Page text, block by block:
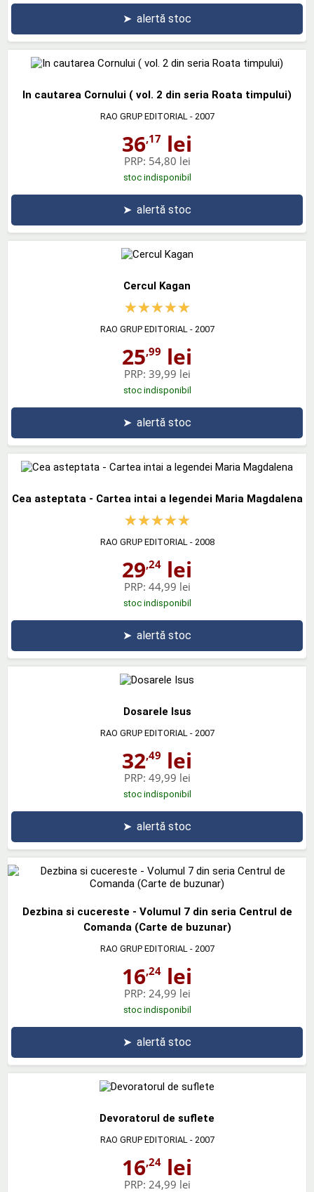
➤ alertă stoc
In cautarea Cornului ( vol. 2 din seria Roata timpului)
RAO GRUP EDITORIAL - 2007
36,17 lei
PRP: 54,80 lei
stoc indisponibil
➤ alertă stoc
Cercul Kagan
RAO GRUP EDITORIAL - 2007
25,99 lei
PRP: 39,99 lei
stoc indisponibil
➤ alertă stoc
Cea asteptata - Cartea intai a legendei Maria Magdalena
RAO GRUP EDITORIAL - 2008
29,24 lei
PRP: 44,99 lei
stoc indisponibil
➤ alertă stoc
Dosarele Isus
RAO GRUP EDITORIAL - 2007
32,49 lei
PRP: 49,99 lei
stoc indisponibil
➤ alertă stoc
Dezbina si cucereste - Volumul 7 din seria Centrul de
Comanda (Carte de buzunar)
RAO GRUP EDITORIAL - 2007
16,24 lei
PRP: 24,99 lei
stoc indisponibil
➤ alertă stoc
Devoratorul de suflete
RAO GRUP EDITORIAL - 2007
16,24 lei
PRP: 24,99 lei